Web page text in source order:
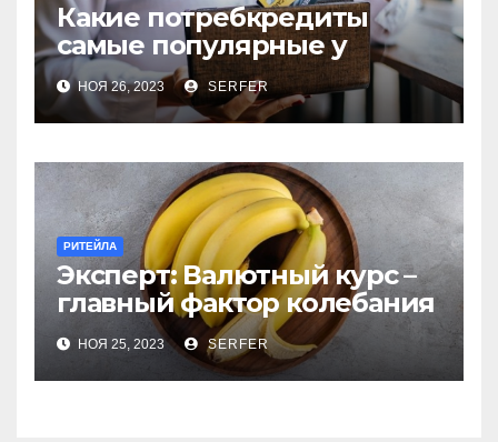
Какие потребкредиты
самые популярные у
россиян?
НОЯ 26, 2023 SERFER
РИТЕЙЛА
Эксперт: Валютный курс –
главный фактор колебания
цен на бананы в РФ
НОЯ 25, 2023 SERFER